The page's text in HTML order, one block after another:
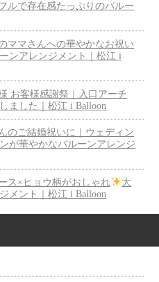
ルで存在感たっぷりのバルー
ママさんへの華やかなお祝い
ンアレンジメント｜松江 i
お客様感謝祭｜入口アーチ
ました｜松江 i Balloon
のご結婚祝いに｜ウェディン
が華やかなバルーンアレンジ
ス×ヒョウ柄がおしゃれ
大
メント｜松江 i Balloon